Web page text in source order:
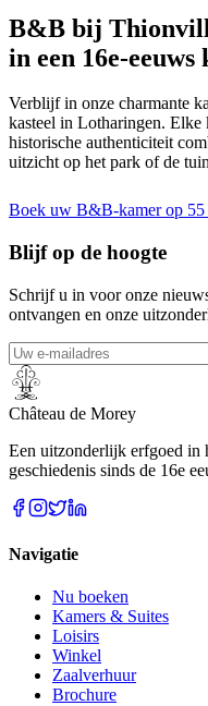
B&B bij
in een 16e-
Verblijf in onze charmante
kasteel in Lotharingen.
historische authenticiteit
uitzicht op het park of de
Boek uw B&B-kamer op
Blijf op de hoogte
Schrijf u in voor onze
ontvangen en onze
Château de Morey
Een uitzonderlijk erfgoed in
geschiedenis sinds de 16e
Navigatie
Nu boeken
Kamers & Suites
Loisirs
Winkel
Zaalverhuur
Brochure